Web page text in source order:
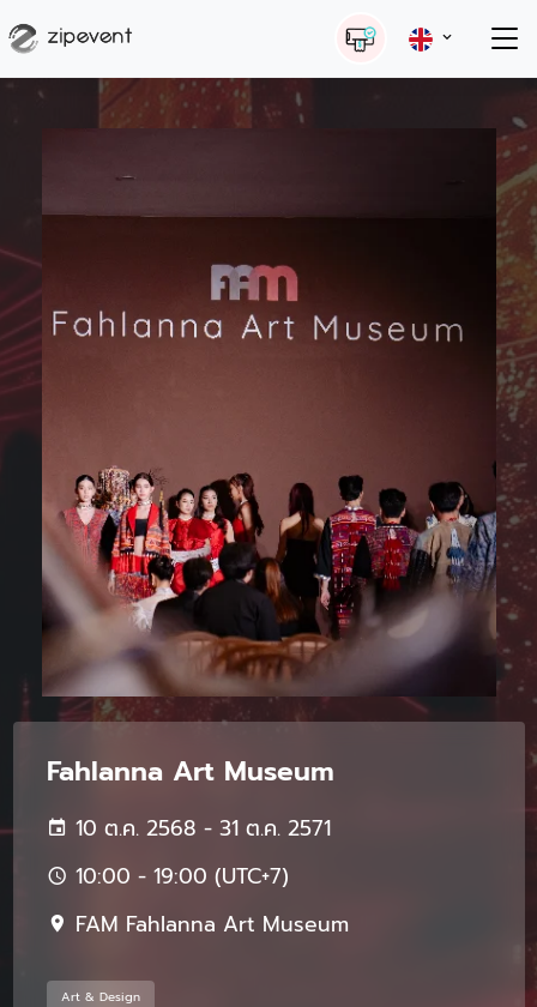
Fahlanna Art Museum
10 ต.ค. 2568 - 31 ต.ค. 2571
10:00 - 19:00 (UTC+7)
FAM Fahlanna Art Museum
Art & Design